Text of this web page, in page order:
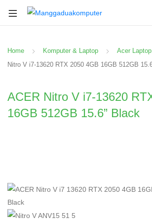
Home Komputer & Laptop Acer
Nitro V i7-13620 RTX 2050 4GB 16GB 512GB
ACER Nitro V i7-13620
16GB 512GB 15.6” Black